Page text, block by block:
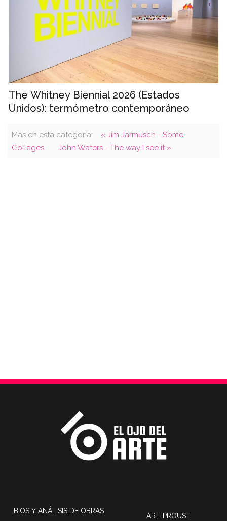
The Whitney Biennial 2026 (Estados
Unidos): termómetro contemporáneo
Más en esta categoría:
« Jim Jarmusch - Some
Collages
John Waters - The way I see it »
BIOS Y ANÁLISIS DE OBRAS
ART-PROUST